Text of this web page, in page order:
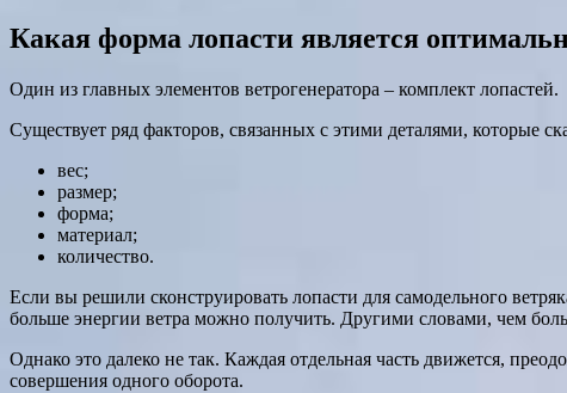
Какая форма лопасти является
Один из главных элементов ветрогенератора – комплект лопастей.
Существует ряд факторов, связанных с этими деталями, которые
вес;
размер;
форма;
материал;
количество.
Если вы решили сконструировать лопасти для самодельного
больше энергии ветра можно получить. Другими словами, чем
Однако это далеко не так. Каждая отдельная часть движется,
совершения одного оборота.